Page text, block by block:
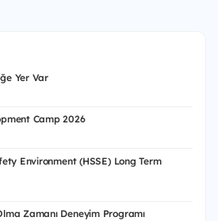
Yer Var
Camp 2026
Environment (HSSE) Long Term
Zamanı Deneyim Programı